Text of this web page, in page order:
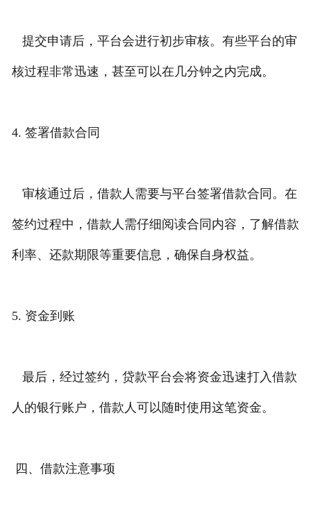
提交申请后，平台会进行初步审核。有些平台的审
核过程非常迅速，甚至可以在几分钟之内完成。
4. 签署借款合同
审核通过后，借款人需要与平台签署借款合同。在
签约过程中，借款人需仔细阅读合同内容，了解借款
利率、还款期限等重要信息，确保自身权益。
5. 资金到账
最后，经过签约，贷款平台会将资金迅速打入借款
人的银行账户，借款人可以随时使用这笔资金。
四、借款注意事项